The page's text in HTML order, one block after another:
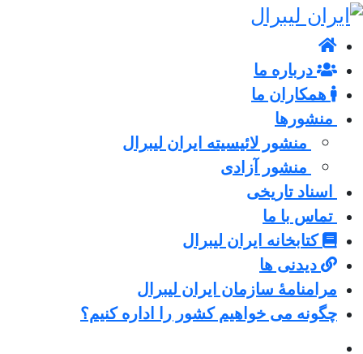
درباره ما
همکاران ما
منشورها
منشور لائیسیته ایران لیبرال
منشور آزادی
اسناد تاریخی
تماس با ما
کتابخانه ایران لیبرال
دیدنی ها
مرامنامۀ سازمان ایران لیبرال
چگونه می خواهیم کشور را اداره کنیم؟